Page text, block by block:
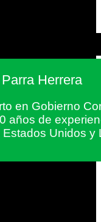
Herrera
en Gobierno
años de
Unidos y